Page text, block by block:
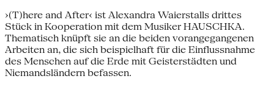
›(T)here and After‹ ist Alexandra Waierstalls drittes
Stück in Kooperation mit dem Musiker HAUSCHKA.
Thematisch knüpft sie an die beiden vorangegangenen
Arbeiten an, die sich beispielhaft für die Einflussnahme
des Menschen auf die Erde mit Geisterstädten und
Niemandsländern befassen.